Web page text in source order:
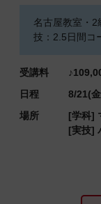
名古屋教室・2
技：2.5日間
受講料
日程
8/21(
場所
[学科]
[実技]